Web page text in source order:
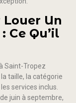
Un
Ce Qu’il
Saint-Tropez
taille, la catégorie
services inclus.
juin à septembre,